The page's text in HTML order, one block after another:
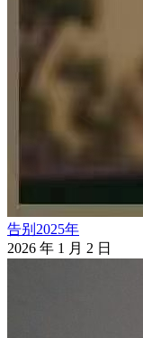
告别2025年
2026 年 1 月 2 日